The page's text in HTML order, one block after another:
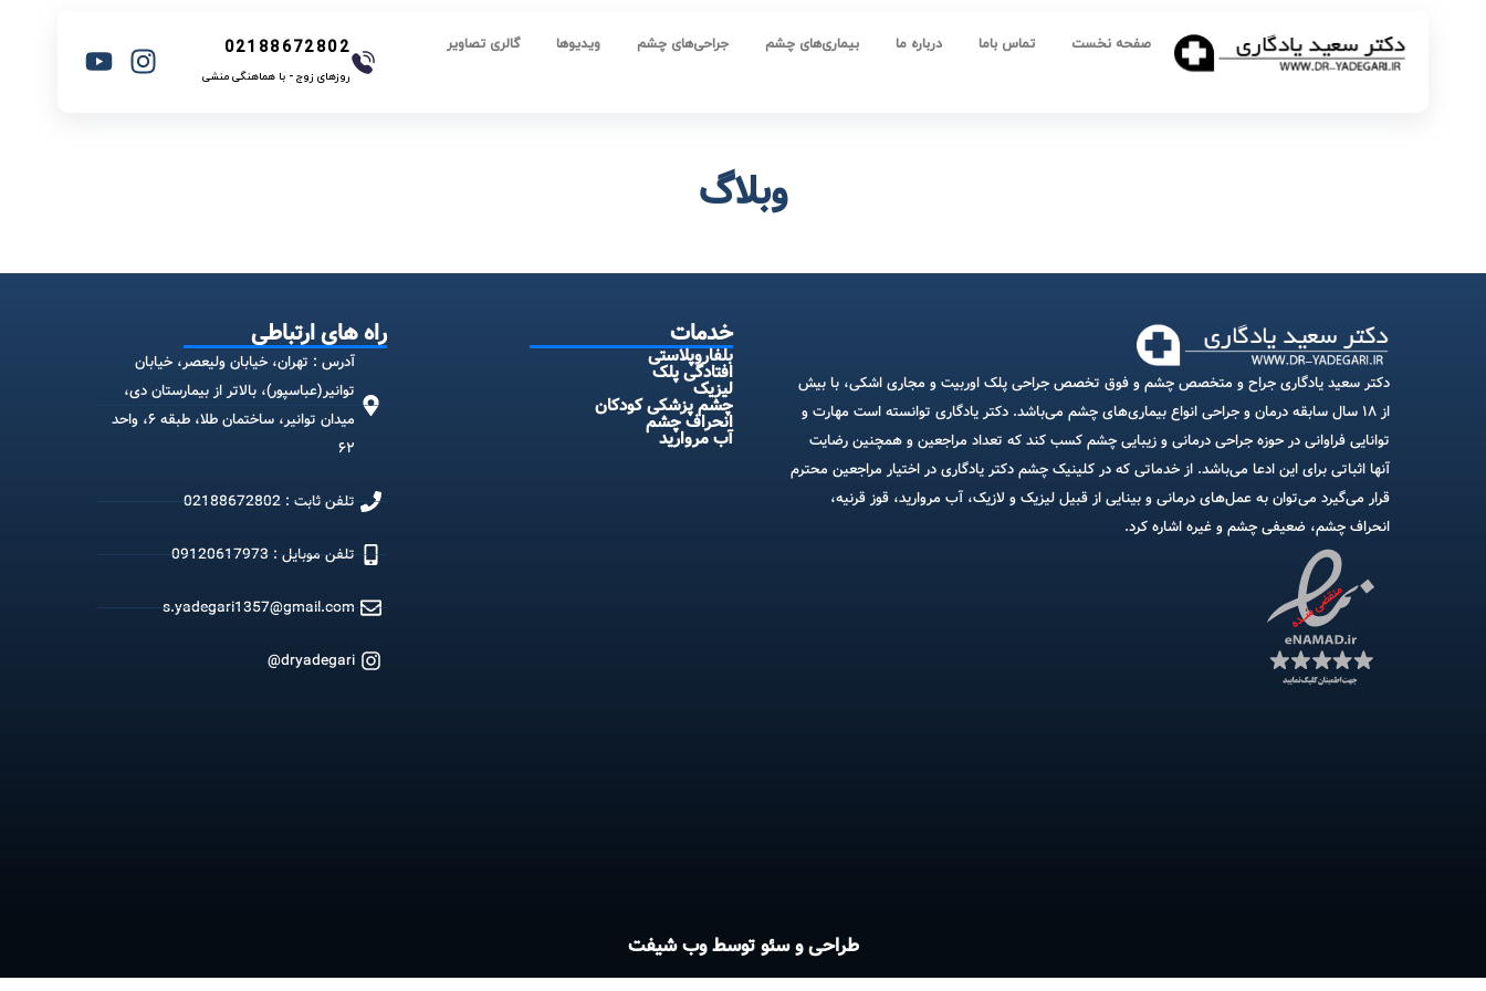
صفحه نخست تماس باما درباره ما بیماری‌های چشم جراحی‌های چشم ویدیوها گالری تصاویر 02188672802
روزهای زوج - با هماهنگی منشی
وبلاگ
دکتر سعید یادگاری جراح و متخصص چشم و فوق تخصص جراحی پلک اوربیت و مجاری اشکی، با بیش
از ۱۸ سال سابقه درمان و جراحی انواع بیماری‌های چشم می‌باشد. دکتر یادگاری توانسته است مهارت و
توانایی فراوانی در حوزه جراحی درمانی و زیبایی چشم کسب کند که تعداد مراجعین و همچنین رضایت
آنها اثباتی برای این ادعا می‌باشد. از خدماتی که در کلینیک چشم دکتر یادگاری در اختیار مراجعین محترم
قرار می‌گیرد می‌توان به عمل‌های درمانی و بینایی از قبیل لیزیک و لازیک، آب مروارید، قوز قرنیه،
انحراف چشم، ضعیفی چشم و غیره اشاره کرد.
خدمات
بلفاروپلاستی
افتادگی پلک
لیزیک
چشم پزشکی کودکان
انحراف چشم
آب مروارید
راه های ارتباطی
آدرس : تهران، خیابان ولیعصر، خیابان
توانیر(عباسپور)، بالاتر از بیمارستان دی،
میدان توانیر، ساختمان طلا، طبقه ۶، واحد
۶۲
تلفن ثابت : 02188672802
تلفن موبایل : 09120617973
s.yadegari1357@gmail.com
dryadegari@
طراحی و سئو توسط وب شیفت